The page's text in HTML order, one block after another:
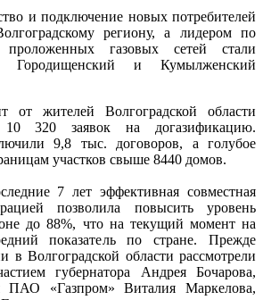
и подключение новых потребителей
региону, а лидером по
проложенных газовых сетей стали
Городищенский и Кумылженский
от жителей Волгоградской области
320 заявок на догазификацию.
9,8 тыс. договоров, а голубое
участков свыше 8440 домов.
7 лет эффективная совместная
позволила повысить уровень
до 88%, что на текущий момент на
показатель по стране. Прежде
в Волгоградской области рассмотрели
губернатора Андрея Бочарова,
ПАО «Газпром» Виталия Маркелова,